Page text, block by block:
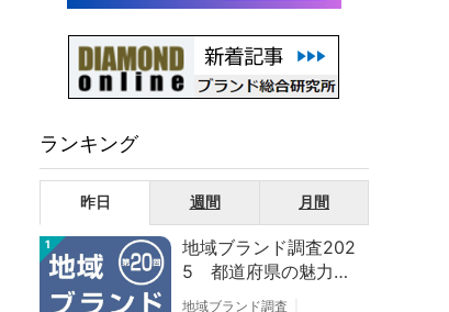
ランキング
昨日 週間 月間
1
地域ブランド調査202
5 都道府県の魅力度
等調査結果
地域ブランド調査